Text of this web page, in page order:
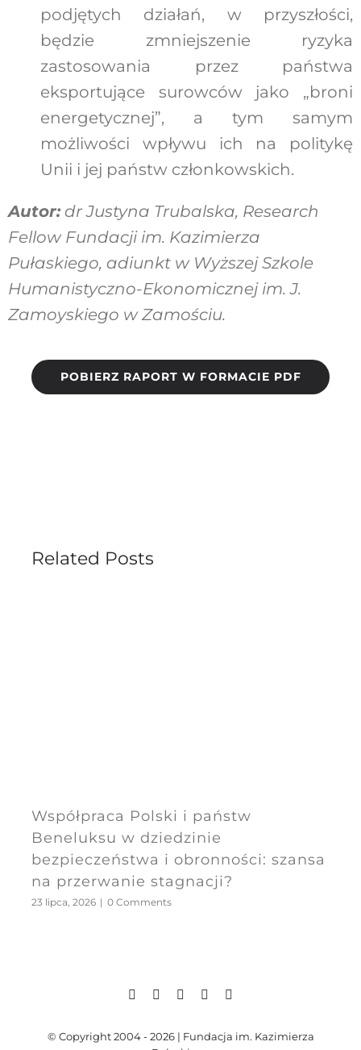
podjętych działań, w przyszłości,
będzie zmniejszenie ryzyka
zastosowania przez państwa
eksportujące surowców jako „broni
energetycznej”, a tym samym
możliwości wpływu ich na politykę
Unii i jej państw członkowskich.
Autor:dr Justyna Trubalska, Research
Fellow Fundacji im. Kazimierza
Pułaskiego, adiunkt w Wyższej Szkole
Humanistyczno-Ekonomicznej im. J.
Zamoyskiego w Zamościu.
POBIERZ RAPORT W FORMACIE PDF
Related Posts
Współpraca Polski i państw
Beneluksu w dziedzinie
bezpieczeństwa i obronności: szansa
na przerwanie stagnacji?
23 lipca, 2026 | 0 Comments
© Copyright 2004 - 2026 | Fundacja im. Kazimierza